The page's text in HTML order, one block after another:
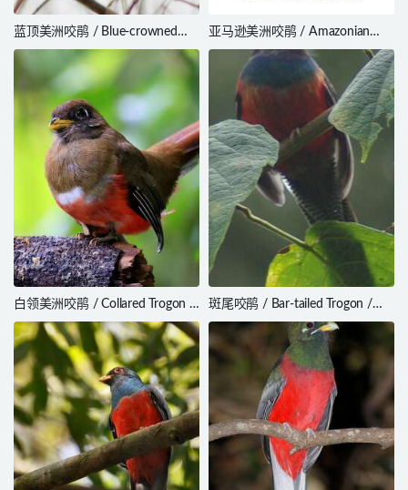
蓝顶美洲咬鹃 / Blue-crowned
Trogon / Trogon curucui
亚马逊美洲咬鹃 / Amazonian
Trogon / Trogon ramonianus
白领美洲咬鹃 / Collared Trogon /
Trogon collaris
斑尾咬鹃 / Bar-tailed Trogon /
Apaloderma vittatum